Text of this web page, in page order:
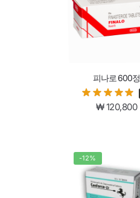
피나로 600정
₩120,800
-12%